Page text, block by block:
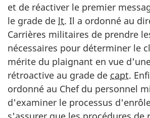
et de réactiver le premier
le grade de lt. Il a ordonné au
Carrières militaires de prendre
nécessaires pour déterminer le
mérite du plaignant en vue
rétroactive au grade de capt.
ordonné au Chef du personnel
d'examiner le processus